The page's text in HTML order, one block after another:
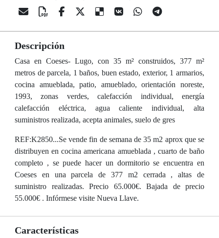
Descripción
Casa en Coeses- Lugo, con 35 m² construidos, 377 m²
metros de parcela, 1 baños, buen estado, exterior, 1 armarios,
cocina amueblada, patio, amueblado, orientación noreste,
1993, zonas verdes, calefacción individual, energía
calefacción eléctrica, agua caliente individual, alta
suministros realizada, acepta animales, suelo de gres
REF:K2850...Se vende fin de semana de 35 m2 aprox que se
distribuyen en cocina americana amueblada , cuarto de baño
completo , se puede hacer un dormitorio se encuentra en
Coeses en una parcela de 377 m2 cerrada , altas de
suministro realizadas. Precio 65.000€. Bajada de precio
55.000€ . Infórmese visite Nueva Llave.
Características